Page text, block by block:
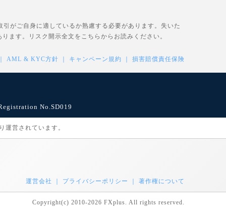
がご自身に適しているか熟慮する必要があります。失いた
ます。リスク開示全文を こちら からお読みください。
AML & KYC方針 キャンペーン規約 損害賠償責任保険
No.SD019
営されています。
運営会社 プライバシーポリシー 著作権について
Copyright(c) 2010-2026 FXplus. All rights reserved.